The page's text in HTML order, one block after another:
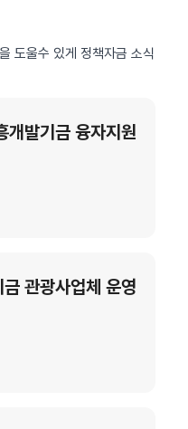
도울수 있게 정책자금 소식
발기금 융자지원
관광사업체 운영